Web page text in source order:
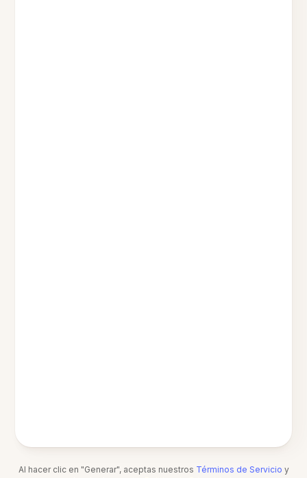
Al hacer clic en "Generar", aceptas nuestros Términos de Servicio y